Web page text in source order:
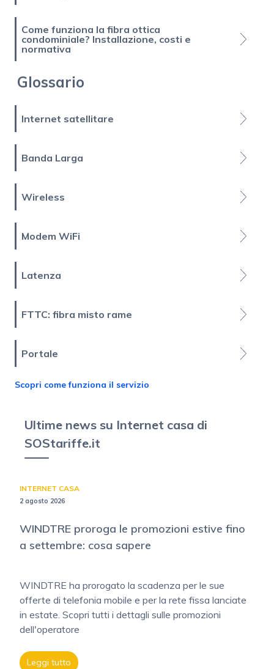
Come funziona la fibra ottica
condominiale? Installazione, costi e
normativa
Glossario
Internet satellitare
Banda Larga
Wireless
Modem WiFi
Latenza
FTTC: fibra misto rame
Portale
Scopri come funziona il servizio
Ultime news su Internet casa di
SOStariffe.it
INTERNET CASA
2 agosto 2026
WINDTRE proroga le promozioni estive fino
a settembre: cosa sapere
WINDTRE ha prorogato la scadenza per le sue
offerte di telefonia mobile e per la rete fissa lanciate
in estate. Scopri tutti i dettagli sulle promozioni
dell'operatore
Leggi tutto